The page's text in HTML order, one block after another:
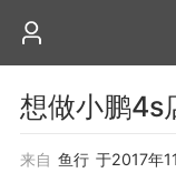
想做小鹏4s
来自 鱼行 于2017年